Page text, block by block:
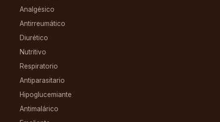
Analgésico
Antirreumático
Diurético
Nutritivo
Respiratorio
Antiparasitario
Hipoglucemiante
Antimalárico